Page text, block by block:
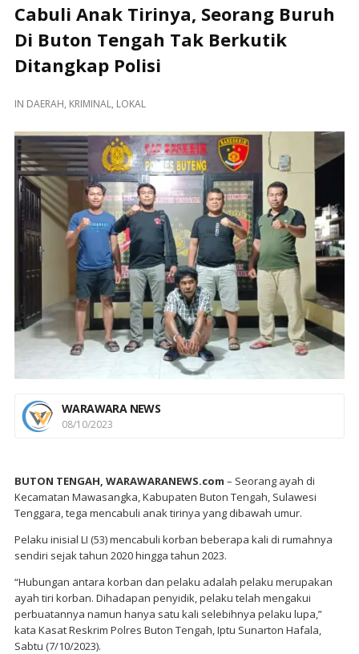
Cabuli Anak Tirinya, Seorang Buruh
Di Buton Tengah Tak Berkutik
Ditangkap Polisi
IN DAERAH, KRIMINAL, LOKAL
WARAWARA NEWS
08/10/2023
BUTON TENGAH, WARAWARANEWS.com – Seorang ayah di
Kecamatan Mawasangka, Kabupaten Buton Tengah, Sulawesi
Tenggara, tega mencabuli anak tirinya yang dibawah umur.
Pelaku inisial LI (53) mencabuli korban beberapa kali di rumahnya
sendiri sejak tahun 2020 hingga tahun 2023.
“Hubungan antara korban dan pelaku adalah pelaku merupakan
ayah tiri korban. Dihadapan penyidik, pelaku telah mengakui
perbuatannya namun hanya satu kali selebihnya pelaku lupa,”
kata Kasat Reskrim Polres Buton Tengah, Iptu Sunarton Hafala,
Sabtu (7/10/2023).